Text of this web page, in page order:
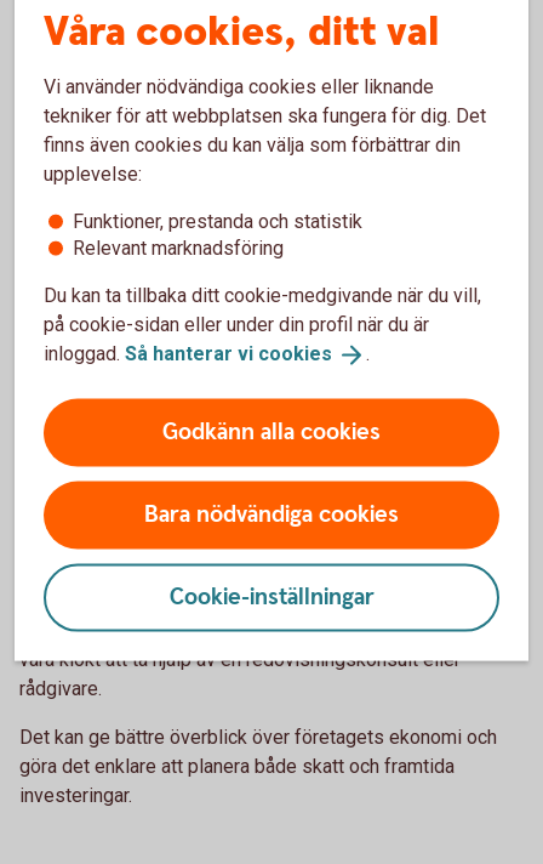
över företagsformen?
Skattereglerna i en enskild firma fungerar bra för många
mindre företag. Men när verksamheten växer kan det ibland
vara aktuellt att se över om en annan företagsform passar
bättre.
Exempel på situationer där företagare ofta börjar fundera på
aktiebolag är när:
vinsterna blir större och mer stabila
verksamheten innebär större ekonomiska risker
du vill ta in delägare
Att regelbundet se över företagets struktur kan göra det
lättare att anpassa ekonomin efter hur verksamheten
utvecklas.
Ta hjälp om du är osäker
Skattereglerna för enskild firma innehåller flera möjligheter,
men också många detaljer. Om du känner dig osäker kan det
vara klokt att ta hjälp av en redovisningskonsult eller
rådgivare.
Det kan ge bättre överblick över företagets ekonomi och
göra det enklare att planera både skatt och framtida
investeringar.
Våra cookies, ditt val
Vi använder nödvändiga cookies eller liknande
tekniker för att webbplatsen ska fungera för dig. Det
finns även cookies du kan välja som förbättrar din
upplevelse:
Funktioner, prestanda och statistik
Relevant marknadsföring
Du kan ta tillbaka ditt cookie-medgivande när du vill,
på cookie-sidan eller under din profil när du är
inloggad. Så hanterar vi cookies .
Godkänn alla cookies
Bara nödvändiga cookies
Cookie-inställningar